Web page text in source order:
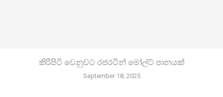
කිරි­පිටි වෙනු­වට රජ­ර­ටින් මෝල්ට් පානයක්
September 18, 2025